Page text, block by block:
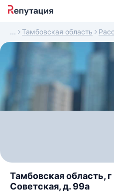
Тамбовская область
Тамбовская область, г
Советская, д. 99а